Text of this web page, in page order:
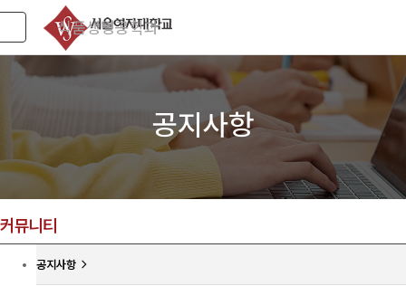
Toggle navigation
식품생명공학과
공지사항
커뮤니티
공지사항